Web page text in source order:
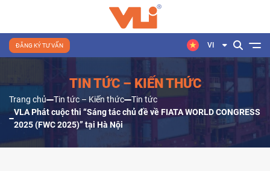
ĐĂNG KÝ TƯ VẤN VI
TIN TỨC – KIẾN THỨC
Trang chủ Tin tức – Kiến thức
Tin tức
VLA Phát cuộc thi “Sáng tác chủ đề về FIATA WORLD CONGRESS
2025 (FWC 2025)” tại Hà Nội